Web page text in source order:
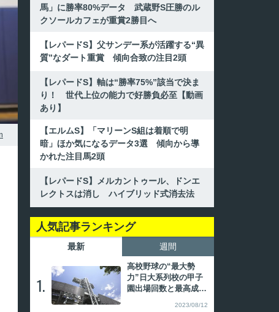
馬」に勝率80%データ 武蔵野S圧勝のル
クソールカフェが重賞2勝目へ
【レパードS】父サンデー系が活躍する“異
質”なダート重賞 傾向合致の注目2頭
【レパードS】軸は“勝率75%”該当で決ま
り！ 世代上位の能力で好勝負必至【動画
あり】
【エルムS】「マリーンS組は着順で明
暗」ほか気になるデータ3選 傾向から導
かれた注目馬2頭
【レパードS】メルカントゥール、ドンエ
レクトスは消し ハイブリッド式消去法
人気記事ランキング
最新 週間
1.
高校野球の“最大勢
力”日大系列校の甲子
園出場回数と最高成
2023/08/12